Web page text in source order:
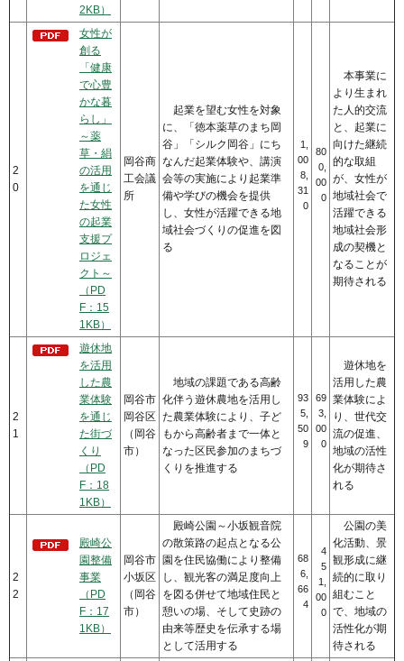
2KB）
2
0
女性が
創る
「健康
で心豊
かな暮
らし」
～薬
草・絹
の活用
を通じ
た女性
の起業
支援プ
ロジェ
クト～
（PD
F：15
1KB）
岡谷商
工会議
所
起業を望む女性を対象
に、「徳本薬草のまち岡
谷」「シルク岡谷」にち
なんだ起業体験や、講演
会等の実施により起業準
備や学びの機会を提供
し、女性が活躍できる地
域社会づくりの促進を図
る
1,
00
8,
31
0
80
0,
00
0
本事業に
より生まれ
た人的交流
と、起業に
向けた継続
的な取組
が、女性が
地域社会で
活躍できる
地域社会形
成の契機と
なることが
期待される
2
1
遊休地
を活用
した農
業体験
を通じ
た街づ
くり
（PD
F：18
1KB）
岡谷市
岡谷区
（岡谷
市）
地域の課題である高齢
化伴う遊休農地を活用し
た農業体験により、子ど
もから高齢者まで一体と
なった区民参加のまちづ
くりを推進する
93
5,
50
9
69
3,
00
0
遊休地を
活用した農
業体験によ
り、世代交
流の促進、
地域の活性
化が期待さ
れる
2
2
殿崎公
園整備
事業
（PD
F：17
1KB）
岡谷市
小坂区
（岡谷
市）
殿崎公園～小坂観音院
の散策路の起点となる公
園を住民協働により整備
し、観光客の満足度向上
を図る併せて地域住民と
憩いの場、そして史跡の
由来等歴史を伝承する場
として活用する
68
6,
66
4
4
5
1,
00
0
公園の美
化活動、景
観形成に継
続的に取り
組むこと
で、地域の
活性化が期
待される